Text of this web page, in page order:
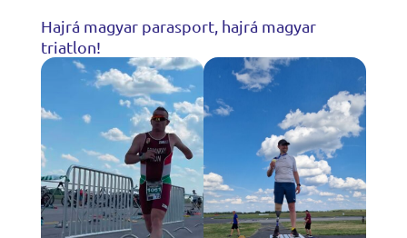
Hajrá magyar parasport, hajrá magyar
triatlon!